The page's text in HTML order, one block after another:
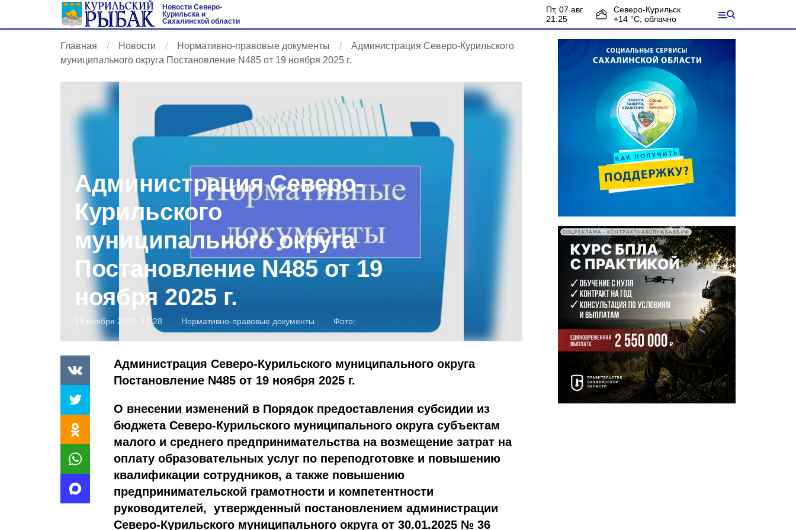
Новости Северо-
Курильска и
Сахалинской области
пт, 07 авг.
21:25
Северо-Курильск
+14 °С, облачно
Главная Новости Нормативно-правовые документы
Администрация Северо-Курильского
муниципального округа Постановление N485 от 19 ноября 2025 г.
Администрация Северо-
Курильского
муниципального округа
Постановление N485 от 19
ноября 2025 г.
19 ноября 2025, 17:28 Нормативно-правовые документы Фото:
Администрация Северо-Курильского муниципального округа
Постановление N485 от 19 ноября 2025 г.
О внесении изменений в Порядок предоставления субсидии из
бюджета Северо-Курильского муниципального округа субъектам
малого и среднего предпринимательства на возмещение затрат на
оплату образовательных услуг по переподготовке и повышению
квалификации сотрудников, а также повышению
предпринимательской грамотности и компетентности
руководителей, утвержденный постановлением администрации
Северо-Курильского муниципального округа от 30.01.2025 № 36
СОЦРЕКЛАМА • КОНТРАКТНАЯСЛУЖБА65.РФ